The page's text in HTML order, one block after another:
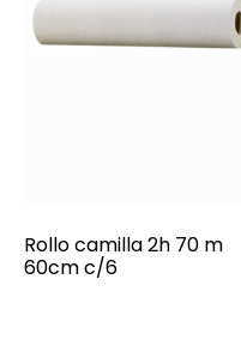
Rollo camilla 2h 70 m
60cm c/6